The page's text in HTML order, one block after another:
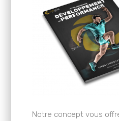
Notre concept vous